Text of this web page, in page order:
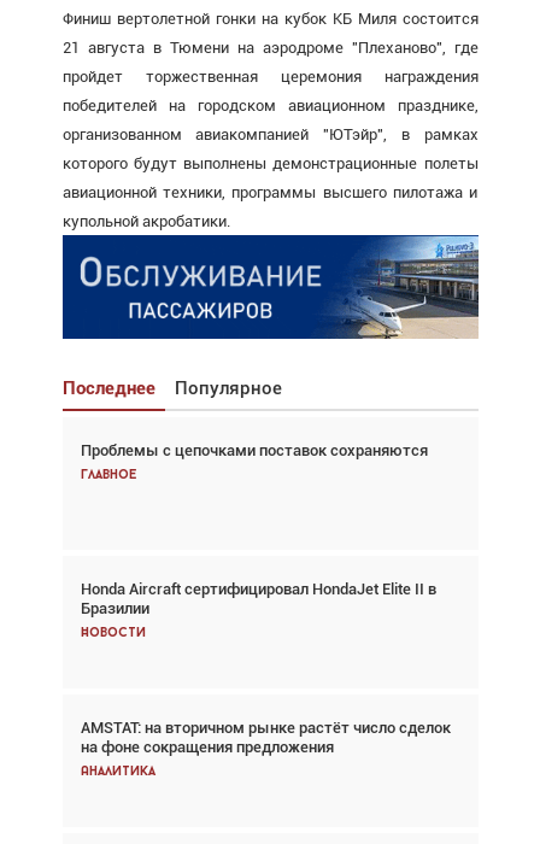
Финиш вертолетной гонки на кубок КБ Миля состоится
21 августа в Тюмени на аэродроме "Плеханово", где
пройдет торжественная церемония награждения
победителей на городском авиационном празднике,
организованном авиакомпанией "ЮТэйр", в рамках
которого будут выполнены демонстрационные полеты
авиационной техники, программы высшего пилотажа и
купольной акробатики.
Последнее Популярное
Проблемы с цепочками поставок сохраняются
Главное
Honda Aircraft сертифицировал HondaJet Elite II в
Бразилии
Новости
AMSTAT: на вторичном рынке растёт число сделок
на фоне сокращения предложения
Аналитика
Взгляд с высоты: тандем вертолётов и БПЛА в
спасательных операциях
Авиационный фотограф Дэйв Кох: «Фотография
говорит сама за себя... а ИИ всё портит»
Новости
Проблемы с цепочками поставок сохраняются
Аналитика